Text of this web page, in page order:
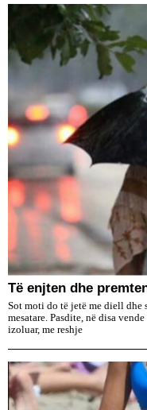
Të enjten dhe
Sot moti do të jetë me diell dhe
mesatare. Pasdite, në disa
izoluar, me reshje